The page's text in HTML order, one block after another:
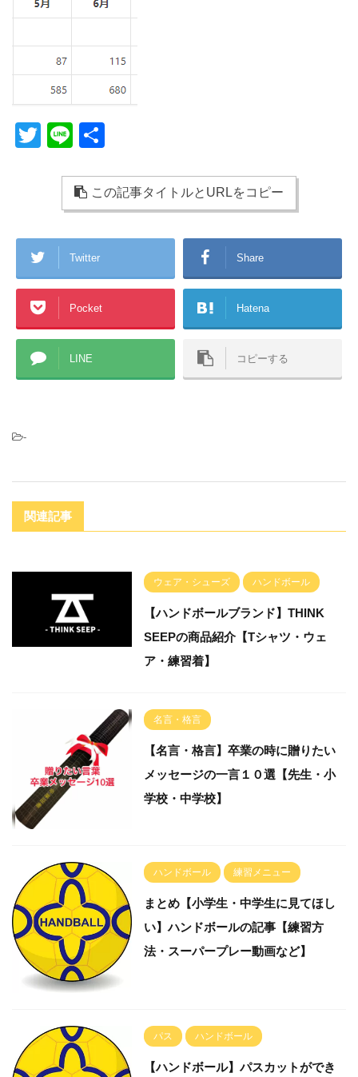
T
er
Li
e この記事タイトルとURLをコピー
Twitter Share
Pocket Hatena
LINE コピーする
-
関連記事
ウェア・シューズ ハンドボール
【ハンドボールブランド】THINK
SEEPの商品紹介【Tシャツ・ウェ
ア・練習着】
名言・格言
【名言・格言】卒業の時に贈りたい
メッセージの一言１０選【先生・小
学校・中学校】
ハンドボール 練習メニュー
まとめ【小学生・中学生に見てほし
い】ハンドボールの記事【練習方
法・スーパープレー動画など】
パス ハンドボール
【ハンドボール】パスカットができ